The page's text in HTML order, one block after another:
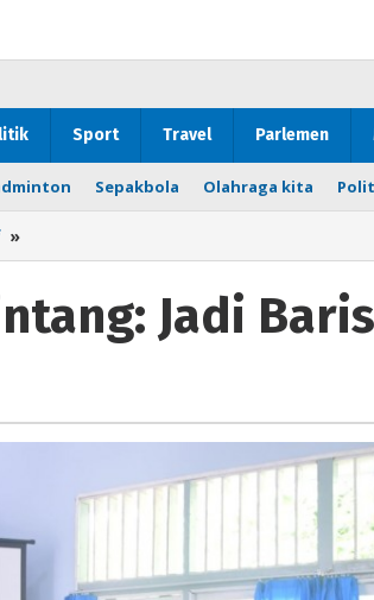
Sport Travel Parlemen
Sepakbola Olahraga kita
»
Sintang:
Barista
Tidak
Jadi